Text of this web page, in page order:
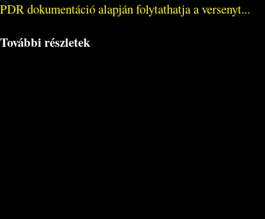
PDR dokumentáció alapján folytathatja a versenyt...
További részletek